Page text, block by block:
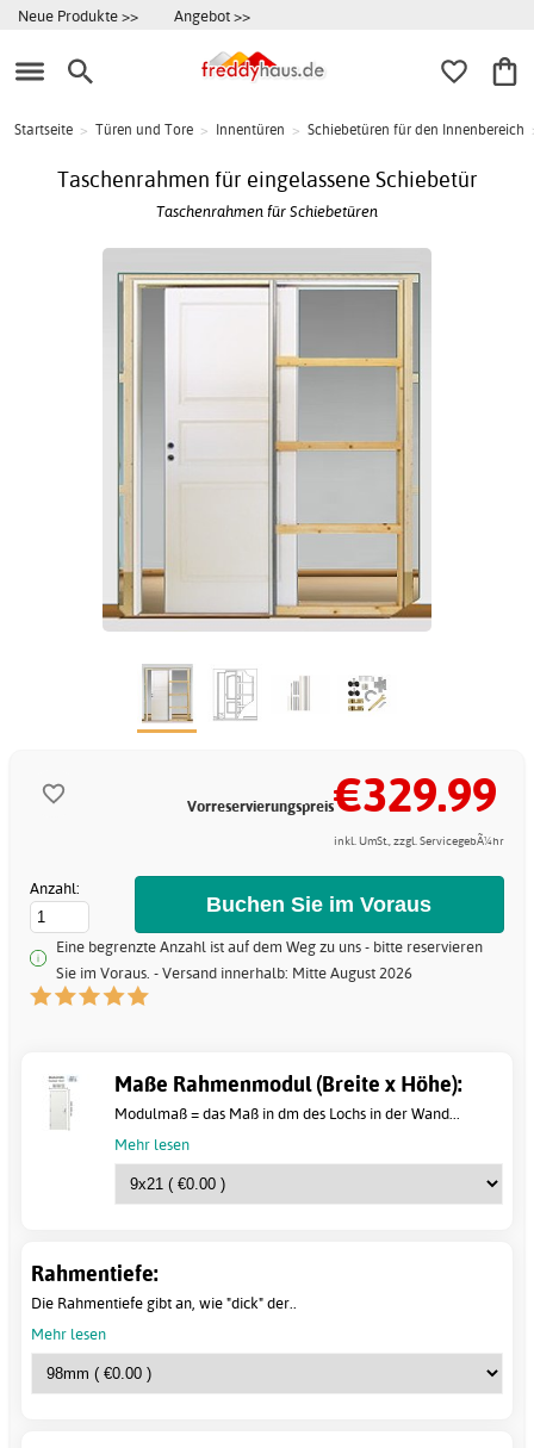
Neue Produkte >> Angebot >>
Startseite > Türen und Tore > Innentüren > Schiebetüren für den Innenbereich
Taschenrahmen für eingelassene Schiebetür
Taschenrahmen für Schiebetüren
Vorreservierungspreis€329.99
inkl. UmSt., zzgl. ServicegebÃ¼hr
Anzahl:
Eine begrenzte Anzahl ist auf dem Weg zu uns - bitte reservieren
Sie im Voraus. - Versand innerhalb: Mitte August 2026
Maße Rahmenmodul (Breite x Höhe):
Modulmaß = das Maß in dm des Lochs in der Wand...
Mehr lesen
Rahmentiefe:
Die Rahmentiefe gibt an, wie "dick" der..
Mehr lesen